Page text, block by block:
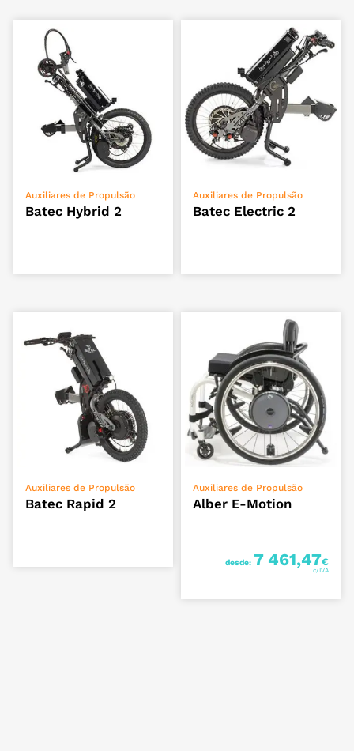
ADICIONAR
Auxiliares de Propulsão
Batec Hybrid 2
ADICIONAR
Auxiliares de Propulsão
Batec Electric 2
ADICIONAR
Auxiliares de Propulsão
Batec Rapid 2
VER OPÇÕES
Auxiliares de Propulsão
Alber E-Motion
desde: 7 461,47€